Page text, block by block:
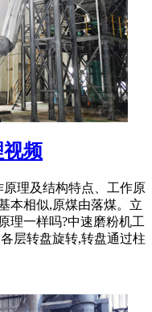
频
理及结构特点、工作原
本相似,原煤由落煤。立
理一样吗?中速磨粉机工
层转盘旋转,转盘通过柱